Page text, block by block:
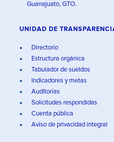
Guanajuato, GTO.
UNIDAD DE
Directorio
Estructura orgánica
Tabulador de sueldos
Indicadores y metas
Auditorías
Solicitudes respondidas
Cuenta pública
Aviso de privacidad integral